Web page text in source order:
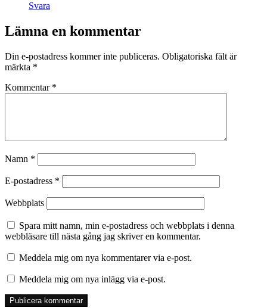
Svara
Lämna en kommentar
Din e-postadress kommer inte publiceras. Obligatoriska fält är
märkta *
Kommentar *
Namn *
E-postadress *
Webbplats
Spara mitt namn, min e-postadress och webbplats i denna
webbläsare till nästa gång jag skriver en kommentar.
Meddela mig om nya kommentarer via e-post.
Meddela mig om nya inlägg via e-post.